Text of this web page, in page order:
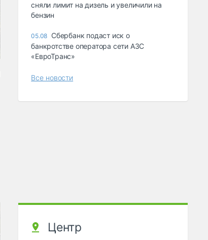
сняли лимит на дизель и увеличили на
бензин
05.08 Сбербанк подаст иск о
банкротстве оператора сети АЗС
«ЕвроТранс»
Все новости
Центр